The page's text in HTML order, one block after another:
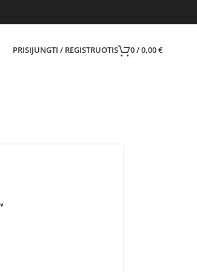
PRISIJUNGTI / REGISTRUOTIS 0/0,00€